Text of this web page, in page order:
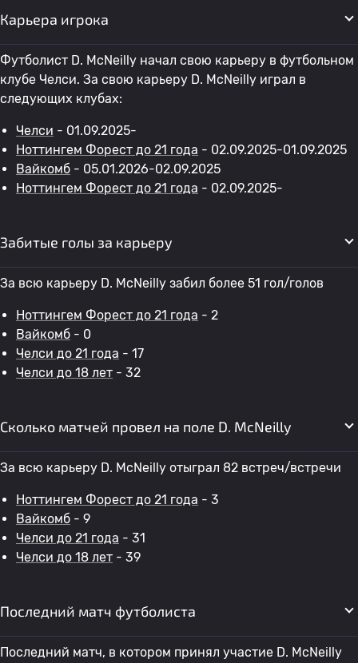
Карьера игрока
Футболист D. McNeilly начал свою карьеру в футбольном
клубе Челси. За свою карьеру D. McNeilly играл в
следующих клубах:
Челси - 01.09.2025-
Ноттингем Форест до 21 года - 02.09.2025-01.09.2025
Вайкомб - 05.01.2026-02.09.2025
Ноттингем Форест до 21 года - 02.09.2025-
Забитые голы за карьеру
За всю карьеру D. McNeilly забил более 51 гол/голов
Ноттингем Форест до 21 года - 2
Вайкомб - 0
Челси до 21 года - 17
Челси до 18 лет - 32
Сколько матчей провел на поле D. McNeilly
За всю карьеру D. McNeilly отыграл 82 встреч/встречи
Ноттингем Форест до 21 года - 3
Вайкомб - 9
Челси до 21 года - 31
Челси до 18 лет - 39
Последний матч футболиста
Последний матч, в котором принял участие D. McNeilly